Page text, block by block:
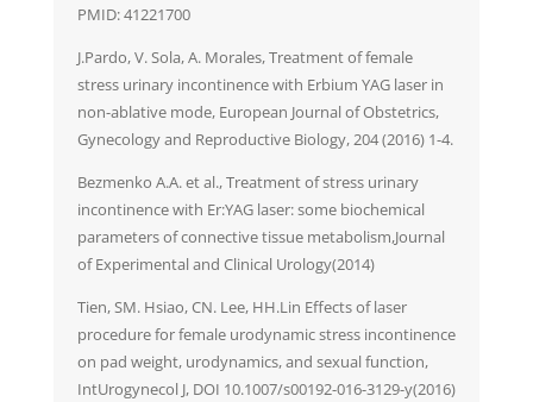
PMID: 41221700
J.Pardo, V. Sola, A. Morales, Treatment of female
stress urinary incontinence with Erbium YAG laser in
non-ablative mode, European Journal of Obstetrics,
Gynecology and Reproductive Biology, 204 (2016) 1-4.
Bezmenko A.A. et al., Treatment of stress urinary
incontinence with Er:YAG laser: some biochemical
parameters of connective tissue metabolism,Journal
of Experimental and Clinical Urology(2014)
Tien, SM. Hsiao, CN. Lee, HH.Lin Effects of laser
procedure for female urodynamic stress incontinence
on pad weight, urodynamics, and sexual function,
IntUrogynecol J, DOI 10.1007/s00192-016-3129-y(2016)